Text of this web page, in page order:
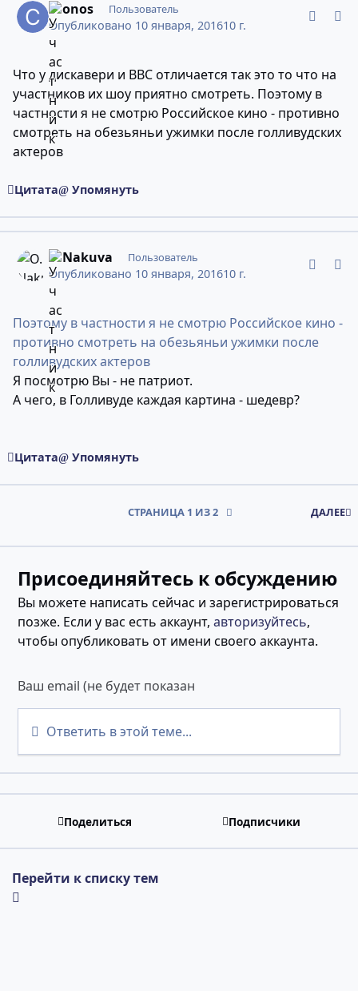
Cronos Пользователь
Опубликовано 10 января, 201610 г.
Что у дискавери и BBC отличается так это то что на
участников их шоу приятно смотреть. Поэтому в
частности я не смотрю Российское кино - противно
смотреть на обезьяньи ужимки после голливудских
актеров
Цитата Упомянуть
O.Nakuva Пользователь
Опубликовано 10 января, 201610 г.
Поэтому в частности я не смотрю Российское кино -
противно смотреть на обезьяньи ужимки после
голливудских актеров
Я посмотрю Вы - не патриот.
А чего, в Голливуде каждая картина - шедевр?
Цитата Упомянуть
ДАЛЕЕ
СТРАНИЦА 1 ИЗ 2
Присоединяйтесь к обсуждению
Вы можете написать сейчас и зарегистрироваться
позже. Если у вас есть аккаунт,авторизуйтесь,
чтобы опубликовать от имени своего аккаунта.
Ответить в этой теме...
Поделиться Подписчики
Перейти к списку тем